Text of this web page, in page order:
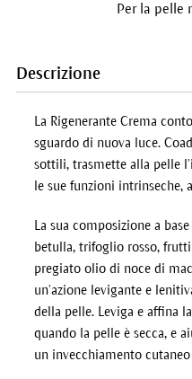
Per la pelle
Descrizione
La Rigenerante Crema
sguardo di nuova luce.
sottili, trasmette alla pelle
le sue funzioni intrinseche,
La sua composizione a
betulla, trifoglio rosso,
pregiato olio di noce di
un’azione levigante e
della pelle. Leviga e affina
quando la pelle è secca, e
un invecchiamento cutaneo